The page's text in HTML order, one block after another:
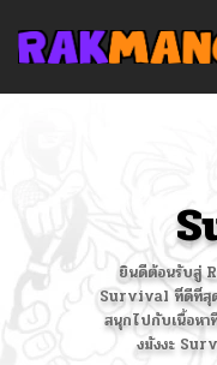
ยินดีต้อนรับสู่
Survival ที่ดีที่สุ
สนุกไปกับเนื้อหา
งมังงะ